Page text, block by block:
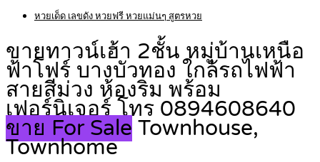
หวยเด็ด เลขดัง หวยฟรี หวยแม่นๆ สูตรหวย
ขายทาวน์เฮ้า 2ชั้น หมู่บ้านเหนือ
ฟ้าโฟร์ บางบัวทอง ใกล้รถไฟฟ้า
สายสีม่วง ห้องริม พร้อม
เฟอร์นิเจอร์ โทร 0894608640
ขาย For Sale Townhouse,
Townhome